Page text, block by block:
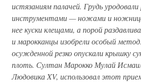
истязаниям палачей. Грудь
инструментами — ножами и
нее куски клещами, а порой
и марокканцы изобрели особый
осужденной резко опускали крышку
плоть. Султан Марокко Мулай
Людовика XV, использовал этот